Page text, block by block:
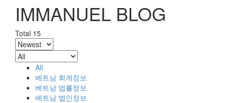
IMMANUEL BLOG
Total 15
All
베트남 회계정보
베트남 법률정보
베트남 법인정보